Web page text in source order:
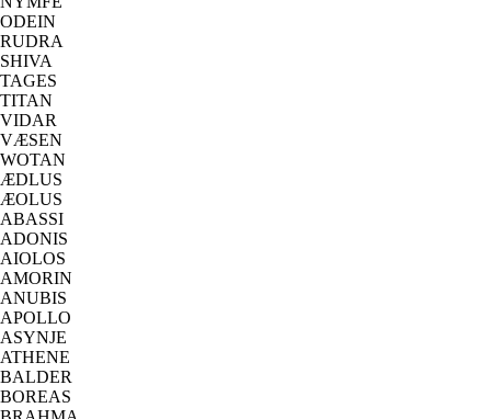
ODEIN
RUDRA
SHIVA
TAGES
TITAN
VIDAR
VÆSEN
WOTAN
ÆDLUS
ÆOLUS
ABASSI
ADONIS
AIOLOS
AMORIN
ANUBIS
APOLLO
ASYNJE
ATHENE
BALDER
BOREAS